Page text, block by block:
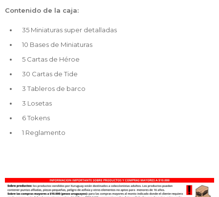
Contenido de la caja:
35 Miniaturas super detalladas
10 Bases de Miniaturas
5 Cartas de Héroe
30 Cartas de Tide
3 Tableros de barco
3 Losetas
6 Tokens
1 Reglamento